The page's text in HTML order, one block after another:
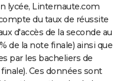
lycée, Linternaute.com
du taux de réussite
d'accès de la seconde au
de la note finale) ainsi que
par les bacheliers de
Ces données sont